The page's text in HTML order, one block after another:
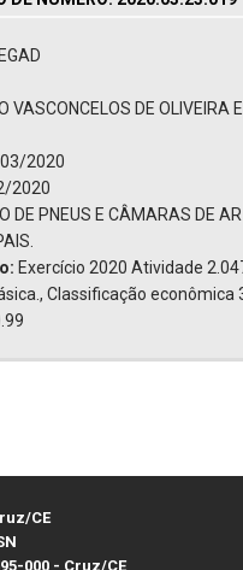
VASCONCELOS DE OLIVEIRA
2020
2020
DE PNEUS E CÂMARAS DE
Exercício 2020 Atividade
Classificação
CE
000 - Cruz/CE